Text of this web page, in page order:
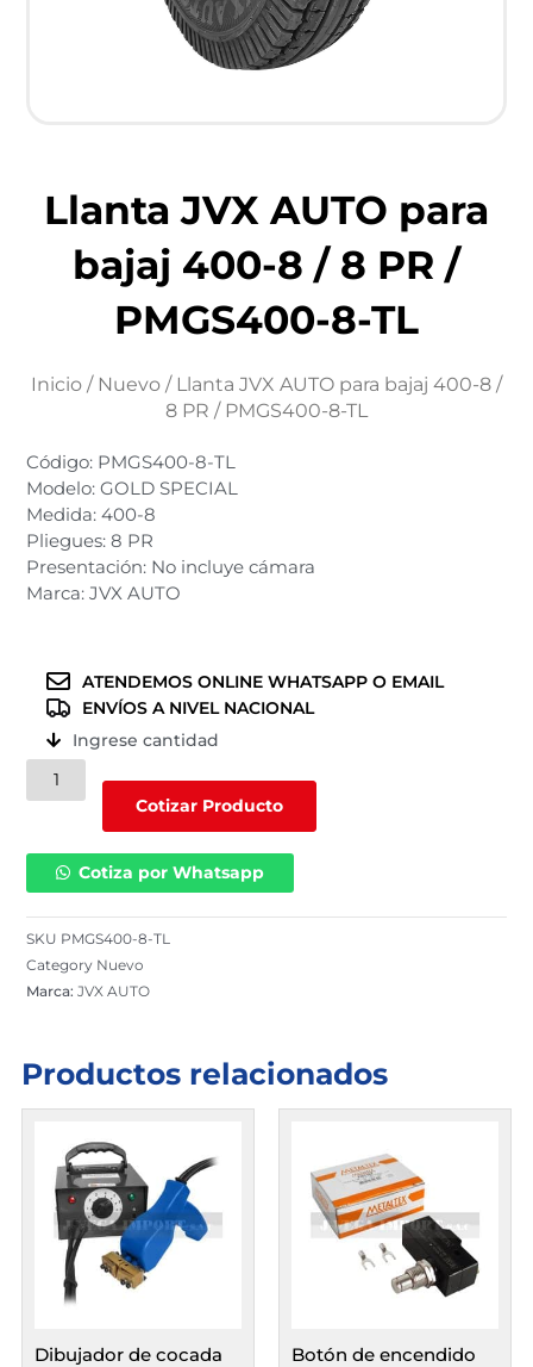
Llanta JVX AUTO para
bajaj 400-8 / 8 PR /
PMGS400-8-TL
Inicio / Nuevo / Llanta JVX AUTO para bajaj 400-8 /
8 PR / PMGS400-8-TL
Código: PMGS400-8-TL
Modelo: GOLD SPECIAL
Medida: 400-8
Pliegues: 8 PR
Presentación: No incluye cámara
Marca: JVX AUTO
ATENDEMOS ONLINE WHATSAPP O EMAIL
ENVÍOS A NIVEL NACIONAL
Ingrese cantidad
Llanta
JVX
para
bajaj
PMGS400-
8-
TL
cantidad
Cotizar Producto
Cotiza por Whatsapp
SKU PMGS400-8-TL
Category Nuevo
Marca:JVX AUTO
Productos relacionados
Dibujador de cocada
Botón de encendido